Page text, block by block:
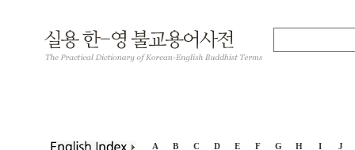
A B C D E F G H I J